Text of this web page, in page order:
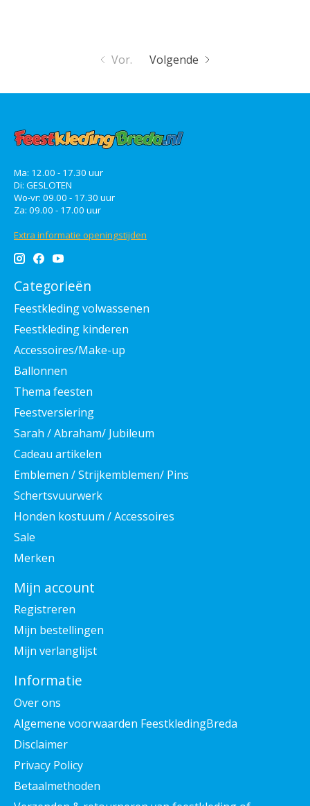
Vor. Volgende
Ma: 12.00 - 17.30 uur
Di: GESLOTEN
Wo-vr: 09.00 - 17.30 uur
Za: 09.00 - 17.00 uur
Extra informatie openingstijden
Categorieën
Feestkleding volwassenen
Feestkleding kinderen
Accessoires/Make-up
Ballonnen
Thema feesten
Feestversiering
Sarah / Abraham/ Jubileum
Cadeau artikelen
Emblemen / Strijkemblemen/ Pins
Schertsvuurwerk
Honden kostuum / Accessoires
Sale
Merken
Mijn account
Registreren
Mijn bestellingen
Mijn verlanglijst
Informatie
Over ons
Algemene voorwaarden FeestkledingBreda
Disclaimer
Privacy Policy
Betaalmethoden